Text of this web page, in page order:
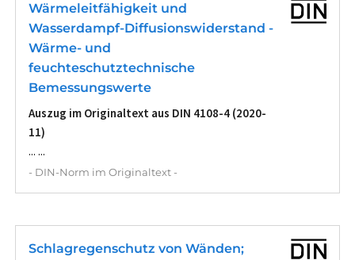
Wärmeleitfähigkeit und
Wasserdampf-Diffusionswiderstand -
Wärme- und
feuchteschutztechnische
Bemessungswerte
Auszug im Originaltext aus DIN 4108-4 (2020-
11)
... ...
- DIN-Norm im Originaltext -
Schlagregenschutz von Wänden;